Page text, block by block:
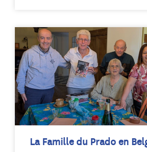
La Famille du Prado en